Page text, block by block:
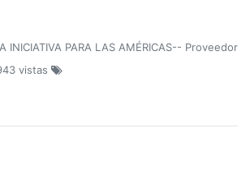
INICIATIVA PARA LAS AMÉRICAS-- Proveedor
vistas